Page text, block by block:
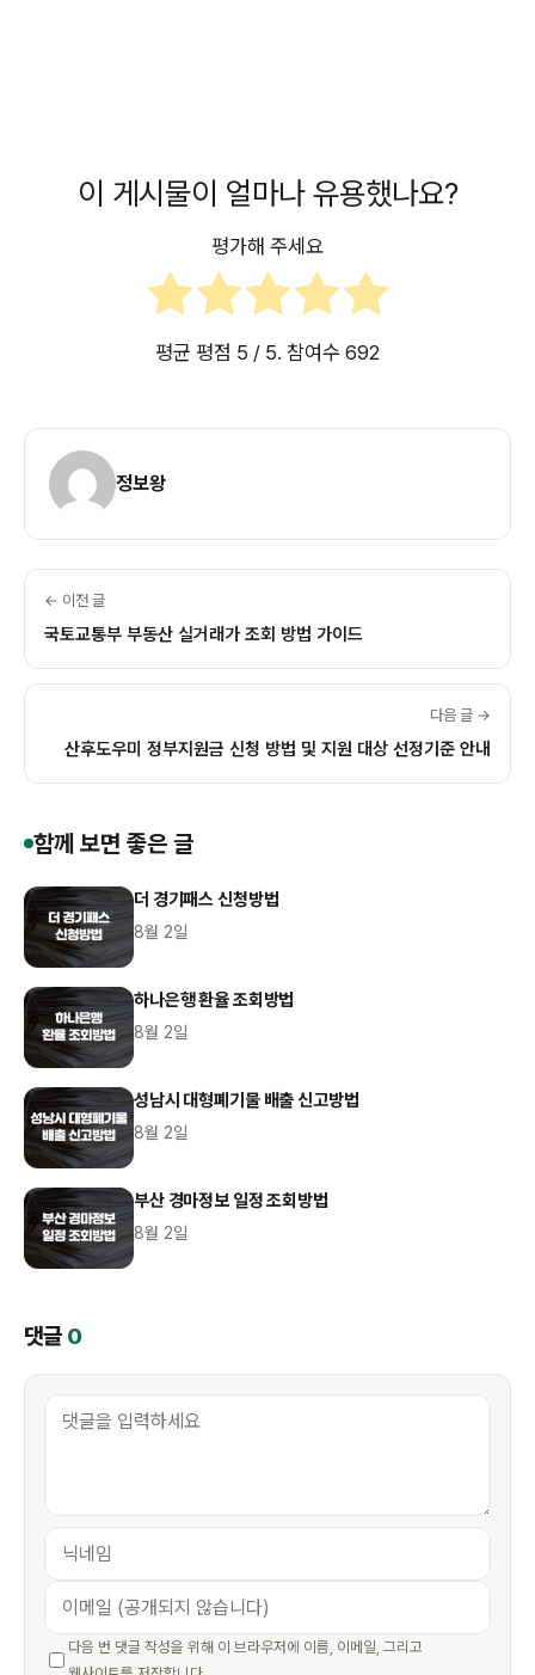
이 게시물이 얼마나 유용했나요?
평가해 주세요
평균 평점 5 / 5. 참여수 692
정보왕
← 이전 글
국토교통부 부동산 실거래가 조회 방법 가이드
다음 글 →
산후도우미 정부지원금 신청 방법 및 지원 대상 선정기준 안내
함께 보면 좋은 글
더 경기패스 신청방법
8월 2일
하나은행 환율 조회방법
8월 2일
성남시 대형폐기물 배출 신고방법
8월 2일
부산 경마정보 일정 조회방법
8월 2일
댓글 0
다음 번 댓글 작성을 위해 이 브라우저에 이름, 이메일, 그리고